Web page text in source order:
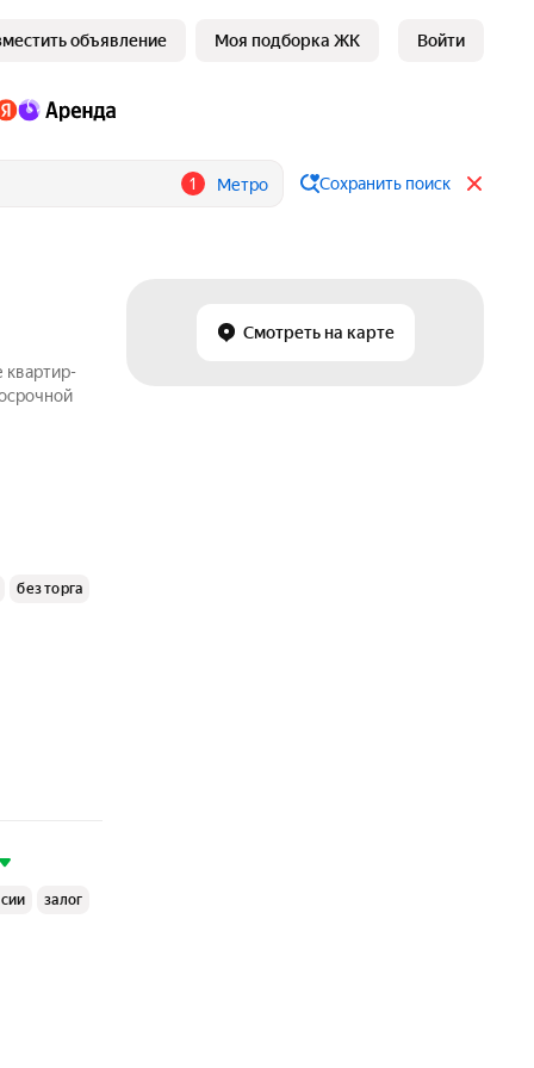
объявление Моя подборка ЖК Войти
1 Метро Сохранить поиск
Смотреть на карте
квартир-
без торга
залог